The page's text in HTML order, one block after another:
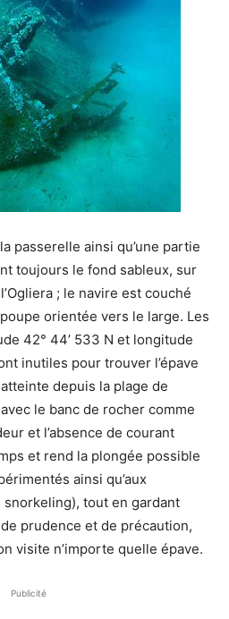
passerelle ainsi qu’une partie
toujours le fond sableux, sur
; le navire est couché
orientée vers le large. Les
42° 44’ 533 N et longitude
inutiles pour trouver l’épave
depuis la plage de
le banc de rocher comme
et l’absence de courant
et rend la plongée possible
ainsi qu’aux
tout en gardant
prudence et de précaution,
visite n’importe quelle épave.
Publicité